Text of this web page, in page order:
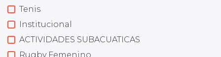
Tenis
Institucional
ACTIVIDADES SUBACUATICAS
Rugby Femenino